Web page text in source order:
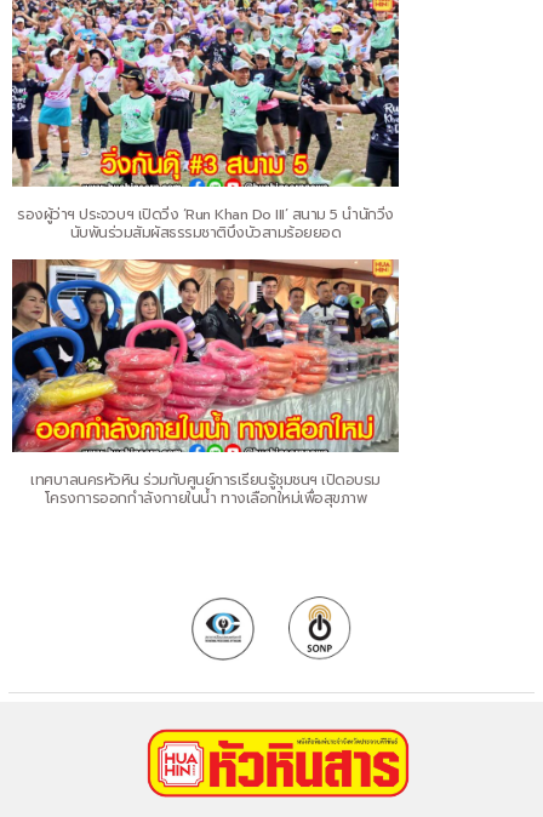
รองผู้ว่าฯ ประจวบฯ เปิดวิ่ง ‘Run Khan Do III’ สนาม 5 นำนักวิ่ง
นับพันร่วมสัมผัสธรรมชาติบึงบัวสามร้อยยอด
เทศบาลนครหัวหิน ร่วมกับศูนย์การเรียนรู้ชุมชนฯ เปิดอบรม
โครงการออกกำลังกายในน้ำ ทางเลือกใหม่เพื่อสุขภาพ